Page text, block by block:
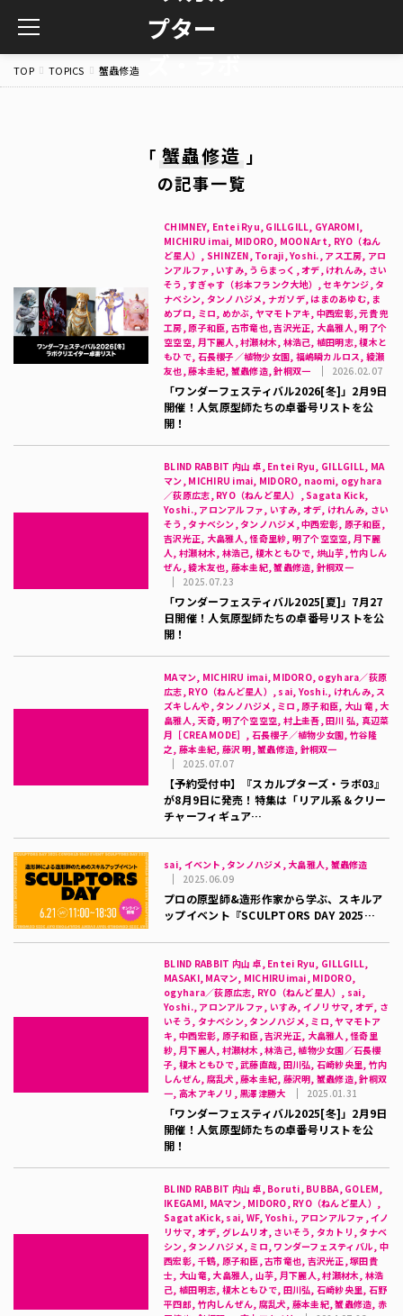
toggle
navigation
TOP TOPICS 蟹蟲修造
「 蟹蟲修造 」
の記事一覧
CHIMNEY, Entei Ryu, GILLGILL, GYAROMI,
MICHIRU imai, MIDORO, MOON Art, RYO（ねん
ど星人）, SHINZEN, Toraji, Yoshi., アス工房, アロ
ンアルファ, いすみ, うらまっく, オデ, けれんみ, さい
そう, すぎゃす（杉本フランク大地）, セキケンジ, タ
ナベシン, タンノハジメ, ナガソデ, はまのあゆむ, ま
めプロ, ミロ, めかぶ, ヤマモトアキ, 中西宏彰, 元貴 兜
工房, 原子和臣, 古市竜也, 吉沢光正, 大畠雅人, 明了个
空空空, 月下麗人, 村瀬材木, 林浩己, 植田明志, 榎木と
もひで, 石長櫻子／植物少女園, 福嶋瞬カルロス, 綾瀬
友也, 藤本圭紀, 蟹蟲修造, 針桐双一
2026.02.07
「ワンダーフェスティバル2026[冬]」2月9日
開催！人気原型師たちの卓番号リストを公
開！
BLIND RABBIT 内山 卓, Entei Ryu, GILLGILL, MA
マン, MICHIRU imai, MIDORO, naomi, ogyhara
／荻原広志, RYO（ねんど星人）, Sagata Kick,
Yoshi., アロンアルファ, いすみ, オデ, けれんみ, さい
そう, タナベシン, タンノハジメ, 中西宏彰, 原子和臣,
吉沢光正, 大畠雅人, 怪奇里紗, 明了个空空空, 月下麗
人, 村瀬材木, 林浩己, 榎木ともひで, 烘山芋, 竹内しん
ぜん, 綾木友也, 藤本圭紀, 蟹蟲修造, 針桐双一
2025.07.23
「ワンダーフェスティバル2025[夏]」7月27
日開催！人気原型師たちの卓番号リストを公
開！
MAマン, MICHIRU imai, MIDORO, ogyhara／荻原
広志, RYO（ねんど星人）, sai, Yoshi., けれんみ, ス
ズキしんや, タンノハジメ, ミロ, 原子和臣, 大山 竜, 大
畠雅人, 天奇, 明了个空空空, 村上圭吾, 田川 弘, 真辺菜
月［CREA MODE］, 石長櫻子／植物少女園, 竹谷隆
之, 藤本圭紀, 藤沢 明, 蟹蟲修造, 針桐双一
2025.07.07
【予約受付中】『スカルプターズ・ラボ03』
が8月9日に発売！特集は「リアル系＆クリー
チャーフィギュア…
sai, イベント, タンノハジメ, 大畠雅人, 蟹蟲修造
2025.06.09
プロの原型師&造形作家から学ぶ、スキルア
ップイベント『SCULPTORS DAY 2025…
BLIND RABBIT 内山 卓, Entei Ryu, GILLGILL,
MASAKI, MAマン, MICHIRUimai, MIDORO,
ogyhara／荻原広志, RYO（ねんど星人）, sai,
Yoshi., アロンアルファ, いすみ, イノリサマ, オデ, さ
いそう, タナベシン, タンノハジメ, ミロ, ヤマモトア
キ, 中西宏彰, 原子和臣, 吉沢光正, 大畠雅人, 怪奇里
紗, 月下麗人, 村瀬材木, 林浩己, 植物少女園／石長櫻
子, 榎木ともひで, 武藤直哉, 田川弘, 石崎紗央里, 竹内
しんぜん, 腐乱犬, 藤本圭紀, 藤沢明, 蟹蟲修造, 針桐双
一, 高木アキノリ, 黒澤津勝大
2025.01.31
「ワンダーフェスティバル2025[冬]」2月9日
開催！人気原型師たちの卓番号リストを公
開！
BLIND RABBIT 内山 卓, Boruti, BUBBA, GOLEM,
IKEGAMI, MAマン, MIDORO, RYO（ねんど星人）,
SagataKick, sai, WF, Yoshi., アロンアルファ, イノ
リサマ, オデ, グレムリオ, さいそう, タカトリ, タナベ
シン, タンノハジメ, ミロ, ワンダーフェスティバル, 中
西宏彰, 千鶴, 原子和臣, 古市竜也, 吉沢光正, 塚田貴
士, 大山竜, 大畠雅人, 山芋, 月下麗人, 村瀬材木, 林浩
己, 植田明志, 榎木ともひで, 田川弘, 石崎紗央里, 石野
平四郎, 竹内しんぜん, 腐乱犬, 藤本圭紀, 蟹蟲修造, 赤